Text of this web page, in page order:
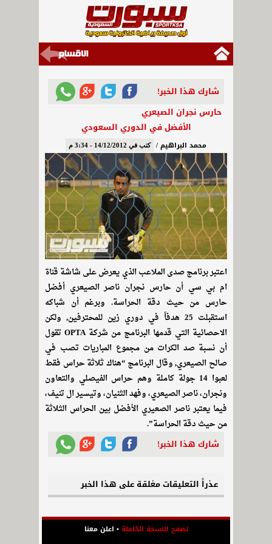
شارك هذا الخبر!
حارس نجران الصيعري
الأفضل في الدوري السعودي
محمد البراهيم / كتب في 14/12/2012 - 3:34 م
اعتبر برنامج صدى الملاعب الذي يعرض على شاشة قناة
ام بي سي أن حارس نجران ناصر الصيعري أفضل
حارس من حيث دقة الحراسة. وبرغم أن شباكه
استقبلت 25 هدفاً في دوري زين للمحترفين, ولكن
الاحصائية التي قدمها البرنامج من شركة OPTA تقول
أن نسبة صد الكرات من مجموع المباريات تصب في
صالح الصيعري, وقال البرنامج “هناك ثلاثة حراس فقط
لعبوا 14 جولة كاملة وهم حراس الفيصلي والتعاون
ونجران، ناصر الصيعري، وفهد الثنيان، وتيسير ال تنيف،
فيما يعتبر ناصر الصعيري الأفضل بين الحراس الثلاثة
من حيث دقة الحراسة”.
شارك هذا الخبر!
عذراً التعليقات مغلقة على هذا الخبر
تصفح النسخة الكاملة• اعلن معنا